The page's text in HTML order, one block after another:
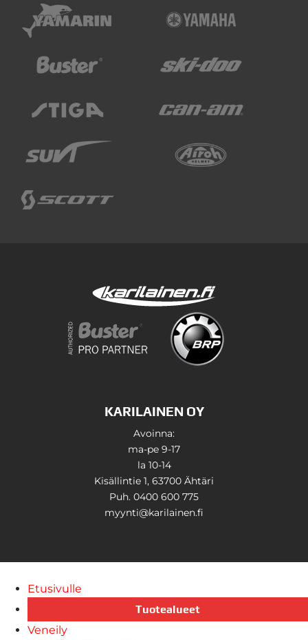
KARILAINEN OY
Avoinna:
ma-pe 9-17
la 10-14
Kisällintie 1, 63700 Ähtäri
Puh. 0400 600 775
myynti@karilainen.fi
Etusivulle
Tuotealueet
Veneily